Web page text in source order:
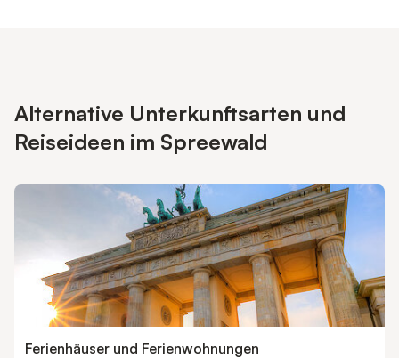
Alternative Unterkunftsarten und
Reiseideen im Spreewald
Ferienhäuser und Ferienwohnungen